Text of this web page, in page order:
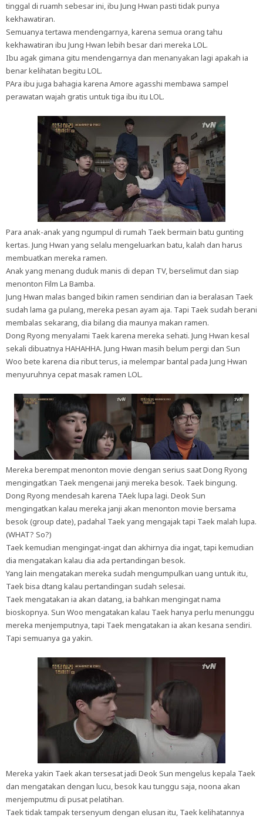
tinggal di ruamh sebesar ini, ibu Jung Hwan pasti tidak punya
kekhawatiran.
Semuanya tertawa mendengarnya, karena semua orang tahu
kekhawatiran ibu Jung Hwan lebih besar dari mereka LOL.
Ibu agak gimana gitu mendengarnya dan menanyakan lagi apakah ia
benar kelihatan begitu LOL.
PAra ibu juga bahagia karena Amore agasshi membawa sampel
perawatan wajah gratis untuk tiga ibu itu LOL.
Para anak-anak yang ngumpul di rumah Taek bermain batu gunting
kertas. Jung Hwan yang selalu mengeluarkan batu, kalah dan harus
membuatkan mereka ramen.
Anak yang menang duduk manis di depan TV, berselimut dan siap
menonton Film La Bamba.
Jung Hwan malas banged bikin ramen sendirian dan ia beralasan Taek
sudah lama ga pulang, mereka pesan ayam aja. Tapi Taek sudah berani
membalas sekarang, dia bilang dia maunya makan ramen.
Dong Ryong menyalami Taek karena mereka sehati. Jung Hwan kesal
sekali dibuatnya HAHAHHA. Jung Hwan masih belum pergi dan Sun
Woo bete karena dia ribut terus, ia melempar bantal pada Jung Hwan
menyuruhnya cepat masak ramen LOL.
Mereka berempat menonton movie dengan serius saat Dong Ryong
mengingatkan Taek mengenai janji mereka besok. Taek bingung.
Dong Ryong mendesah karena TAek lupa lagi. Deok Sun
mengingatkan kalau mereka janji akan menonton movie bersama
besok (group date), padahal Taek yang mengajak tapi Taek malah lupa.
(WHAT? So?)
Taek kemudian mengingat-ingat dan akhirnya dia ingat, tapi kemudian
dia mengatakan kalau dia ada pertandingan besok.
Yang lain mengatakan mereka sudah mengumpulkan uang untuk itu,
Taek bisa dtang kalau pertandingan sudah selesai.
Taek mengatakan ia akan datang, ia bahkan mengingat nama
bioskopnya. Sun Woo mengatakan kalau Taek hanya perlu menunggu
mereka menjemputnya, tapi Taek mengatakan ia akan kesana sendiri.
Tapi semuanya ga yakin.
Mereka yakin Taek akan tersesat jadi Deok Sun mengelus kepala Taek
dan mengatakan dengan lucu, besok kau tunggu saja, noona akan
menjemputmu di pusat pelatihan.
Taek tidak tampak tersenyum dengan elusan itu, Taek kelihatannya